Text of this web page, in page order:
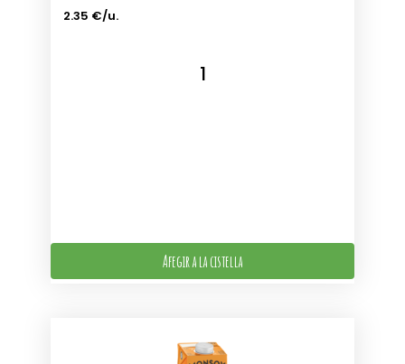
2.35 €/u.
Afegir a la cistella